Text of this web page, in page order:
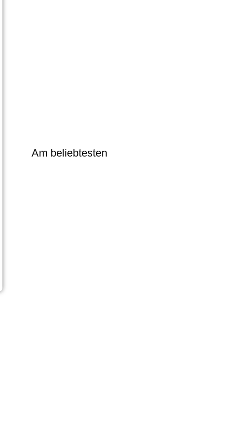
Am beliebtesten